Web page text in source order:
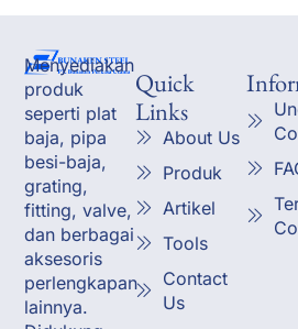
Menyediakan
produk
seperti plat
baja, pipa
besi-baja,
grating,
fitting, valve,
dan berbagai
aksesoris
perlengkapan
lainnya.
Quick
Links
About Us
Produk
Artikel
Tools
Contact
Us